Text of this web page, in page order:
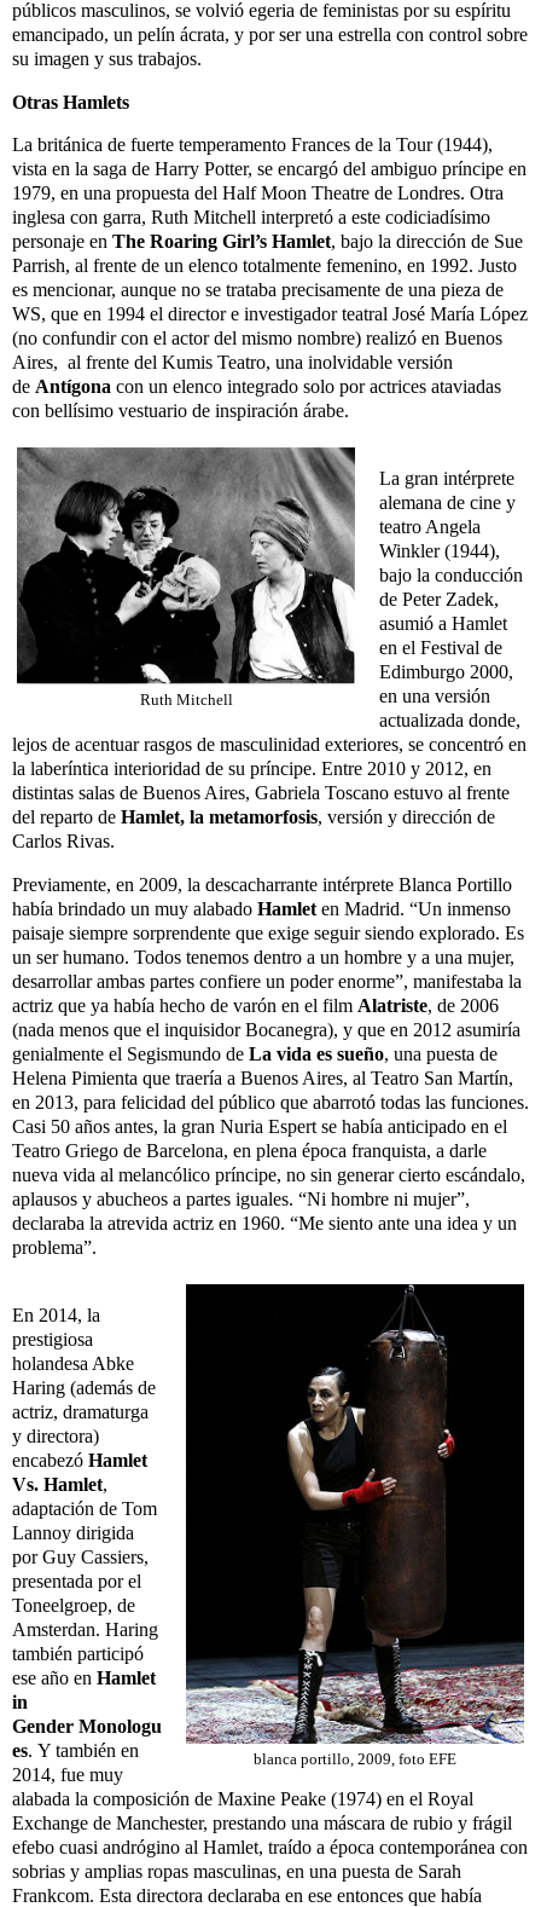
públicos masculinos, se volvió egeria de feministas por su espíritu
emancipado, un pelín ácrata, y por ser una estrella con control sobre
su imagen y sus trabajos.
Otras Hamlets
La británica de fuerte temperamento Frances de la Tour (1944),
vista en la saga de Harry Potter, se encargó del ambiguo príncipe en
1979, en una propuesta del Half Moon Theatre de Londres. Otra
inglesa con garra, Ruth Mitchell interpretó a este codiciadísimo
personaje en The Roaring Girl’s Hamlet, bajo la dirección de Sue
Parrish, al frente de un elenco totalmente femenino, en 1992. Justo
es mencionar, aunque no se trataba precisamente de una pieza de
WS, que en 1994 el director e investigador teatral José María López
(no confundir con el actor del mismo nombre) realizó en Buenos
Aires, al frente del Kumis Teatro, una inolvidable versión
de Antígona con un elenco integrado solo por actrices ataviadas
con bellísimo vestuario de inspiración árabe.
Ruth Mitchell
La gran intérprete
alemana de cine y
teatro Angela
Winkler (1944),
bajo la conducción
de Peter Zadek,
asumió a Hamlet
en el Festival de
Edimburgo 2000,
en una versión
actualizada donde,
lejos de acentuar rasgos de masculinidad exteriores, se concentró en
la laberíntica interioridad de su príncipe. Entre 2010 y 2012, en
distintas salas de Buenos Aires, Gabriela Toscano estuvo al frente
del reparto de Hamlet, la metamorfosis, versión y dirección de
Carlos Rivas.
Previamente, en 2009, la descacharrante intérprete Blanca Portillo
había brindado un muy alabado Hamlet en Madrid. “Un inmenso
paisaje siempre sorprendente que exige seguir siendo explorado. Es
un ser humano. Todos tenemos dentro a un hombre y a una mujer,
desarrollar ambas partes confiere un poder enorme”, manifestaba la
actriz que ya había hecho de varón en el film Alatriste, de 2006
(nada menos que el inquisidor Bocanegra), y que en 2012 asumiría
genialmente el Segismundo de La vida es sueño, una puesta de
Helena Pimienta que traería a Buenos Aires, al Teatro San Martín,
en 2013, para felicidad del público que abarrotó todas las funciones.
Casi 50 años antes, la gran Nuria Espert se había anticipado en el
Teatro Griego de Barcelona, en plena época franquista, a darle
nueva vida al melancólico príncipe, no sin generar cierto escándalo,
aplausos y abucheos a partes iguales. “Ni hombre ni mujer”,
declaraba la atrevida actriz en 1960. “Me siento ante una idea y un
problema”.
blanca portillo, 2009, foto EFE
En 2014, la
prestigiosa
holandesa Abke
Haring (además de
actriz, dramaturga
y directora)
encabezó Hamlet
Vs. Hamlet,
adaptación de Tom
Lannoy dirigida
por Guy Cassiers,
presentada por el
Toneelgroep, de
Amsterdan. Haring
también participó
ese año en Hamlet
in
Gender Monologu
es. Y también en
2014, fue muy
alabada la composición de Maxine Peake (1974) en el Royal
Exchange de Manchester, prestando una máscara de rubio y frágil
efebo cuasi andrógino al Hamlet, traído a época contemporánea con
sobrias y amplias ropas masculinas, en una puesta de Sarah
Frankcom. Esta directora declaraba en ese entonces que había